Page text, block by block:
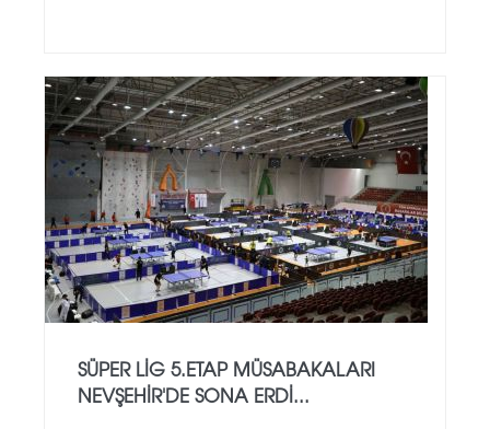
SÜPER LİG 5.ETAP MÜSABAKALARI
NEVŞEHİR'DE SONA ERDİ...